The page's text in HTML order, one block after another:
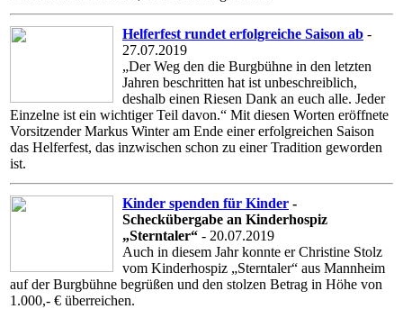
Helferfest rundet erfolgreiche Saison ab -
27.07.2019
„Der Weg den die Burgbühne in den letzten
Jahren beschritten hat ist unbeschreiblich,
deshalb einen Riesen Dank an euch alle. Jeder
Einzelne ist ein wichtiger Teil davon.“ Mit diesen Worten eröffnete
Vorsitzender Markus Winter am Ende einer erfolgreichen Saison
das Helferfest, das inzwischen schon zu einer Tradition geworden
ist.
Kinder spenden für Kinder -
Scheckübergabe an Kinderhospiz
„Sterntaler“ - 20.07.2019
Auch in diesem Jahr konnte er Christine Stolz
vom Kinderhospiz „Sterntaler“ aus Mannheim
auf der Burgbühne begrüßen und den stolzen Betrag in Höhe von
1.000,- € überreichen.